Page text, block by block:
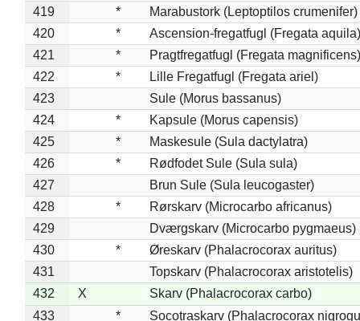
419
*
Marabustork (Leptoptilos crumenifer)
420
*
Ascension-fregatfugl (Fregata aquila)
421
*
Pragtfregatfugl (Fregata magnificens)
422
*
Lille Fregatfugl (Fregata ariel)
423
Sule (Morus bassanus)
424
*
Kapsule (Morus capensis)
425
*
Maskesule (Sula dactylatra)
426
*
Rødfodet Sule (Sula sula)
427
Brun Sule (Sula leucogaster)
428
*
Rørskarv (Microcarbo africanus)
429
Dværgskarv (Microcarbo pygmaeus)
430
*
Øreskarv (Phalacrocorax auritus)
431
Topskarv (Phalacrocorax aristotelis)
432
X
Skarv (Phalacrocorax carbo)
433
*
Socotraskarv (Phalacrocorax